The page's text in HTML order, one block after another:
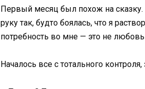
Первый месяц был похож на сказку.
руку так, будто боялась, что я
потребность во мне — это не
Началось все с тотального